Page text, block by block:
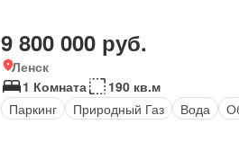
9 800 000 руб.
Ленск
1 Комната
190 кв.м
Паркинг
Природный Газ Вода